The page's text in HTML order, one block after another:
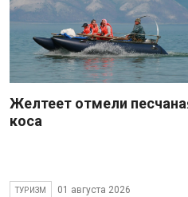
Желтеет отмели
коса
ТУРИЗМ 01 августа 2026